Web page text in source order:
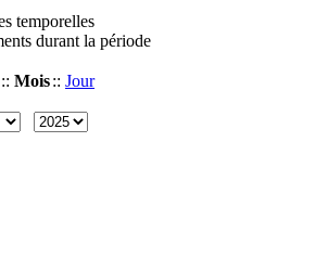
temporelles
durant la période
:: Mois:: Jour